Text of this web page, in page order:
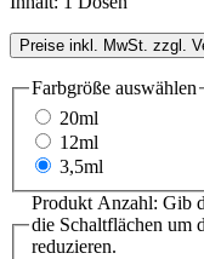
Preise inkl. MwSt. zzgl.
Farbgröße auswählen
20ml
12ml
3,5ml
Produkt Anzahl: Gib
die Schaltflächen um
reduzieren.